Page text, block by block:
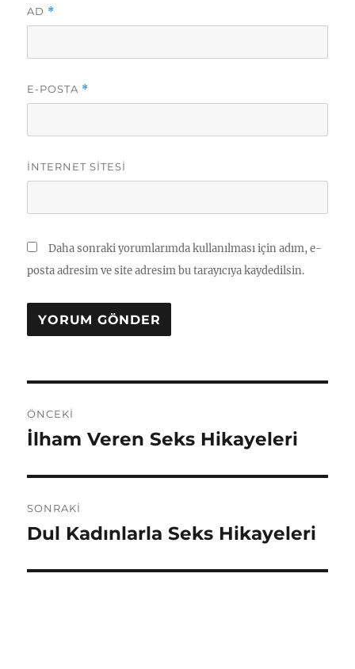
AD *
E-POSTA *
İNTERNET SITESI
Daha sonraki yorumlarımda kullanılması için adım, e-
posta adresim ve site adresim bu tarayıcıya kaydedilsin.
gezinmesi
ÖNCEKI
Önceki
İlham Veren Seks Hikayeleri
SONRAKI
Sonraki
Dul Kadınlarla Seks Hikayeleri